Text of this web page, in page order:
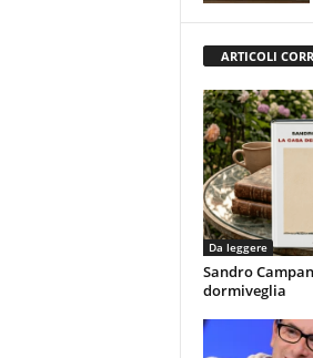
ARTICOLI
Da leggere
Sandro
dormiveglia